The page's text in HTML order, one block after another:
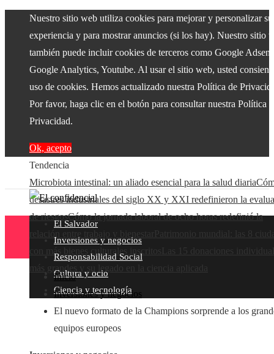
Nuestro sitio web utiliza cookies para mejorar y personalizar su
experiencia y para mostrar anuncios (si los hay). Nuestro sitio
también puede incluir cookies de terceros como Google
Google Analytics, Youtube. Al usar el sitio web, usted
uso de cookies. Hemos actualizado nuestra Política de
Por favor, haga clic en el botón para consultar nuestra Política
Privacidad.
Ok, acepto
Tendencia
Microbiota intestinal: un aliado esencial para la salud diaria
desastres industriales del siglo XX y XXI redefinieron la
de riesgosCómo la jornada laboral de ocho horas redefinió la
Las 15 donaciones
más grandes y su legado en la ciencia aplicada
El Salvador
Inversiones y negocios
Responsabilidad Social
Cultura y ocio
Ciencia y tecnología
Inicio
Inversiones y negocios
El nuevo formato de la Champions sorprende a los
equipos europeos